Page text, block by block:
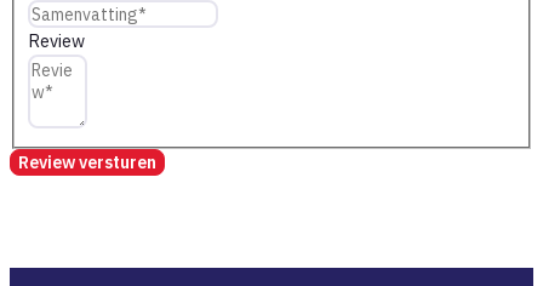
Review
Review versturen